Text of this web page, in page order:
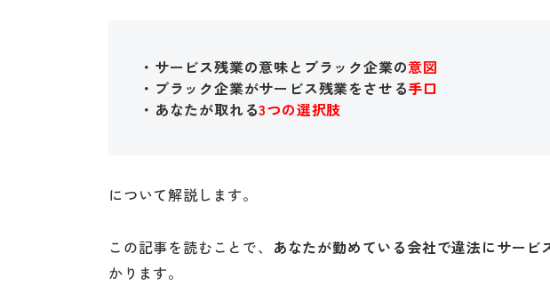
・サービス残業の意味とブラック企業の意図
・ブラック企業がサービス残業をさせる手口
・あなたが取れる3つの選択肢
について解説します。
この記事を読むことで、 あなたが勤めている会社で違法にサー
かります。